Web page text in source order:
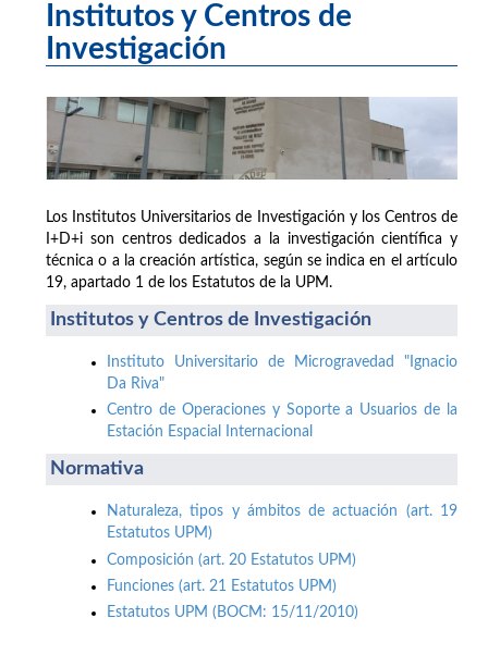
Institutos y Centros de
Investigación
Los Institutos Universitarios de Investigación y los Centros de
I+D+i son centros dedicados a la investigación científica y
técnica o a la creación artística, según se indica en el artículo
19, apartado 1 de los Estatutos de la UPM.
Institutos y Centros de Investigación
Instituto Universitario de Microgravedad "Ignacio
Da Riva"
Centro de Operaciones y Soporte a Usuarios de la
Estación Espacial Internacional
Normativa
Naturaleza, tipos y ámbitos de actuación (art. 19
Estatutos UPM)
Composición (art. 20 Estatutos UPM)
Funciones (art. 21 Estatutos UPM)
Estatutos UPM (BOCM: 15/11/2010)